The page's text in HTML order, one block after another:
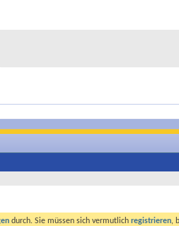
durch. Sie müssen sich vermutlich registrieren,